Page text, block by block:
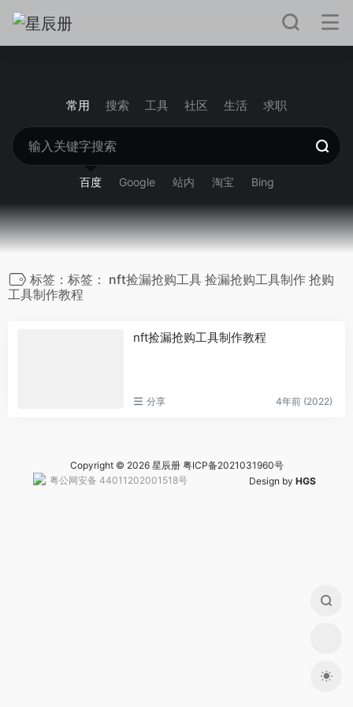
常用 搜索 工具 社区 生活 求职
百度 Google 站内 淘宝 Bing
标签：标签： nft捡漏抢购工具 捡漏抢购工具制作 抢购
工具制作教程
nft捡漏抢购工具制作教程
分享 4年前 (2022)
Copyright © 2026 星辰册 粤ICP备2021031960号
粤公网安备 44011202001518号Design by HGS